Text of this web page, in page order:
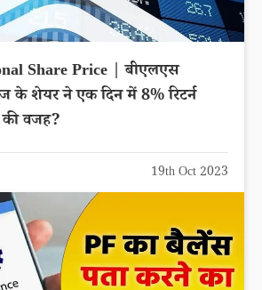
Share Price | बीएलएस
के शेयर ने एक दिन में 8% रिटर्न
की वजह?
19th Oct 2023